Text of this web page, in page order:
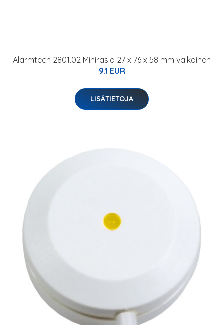
Alarmtech 2801.02 Minirasia 27 x 76 x 58 mm valkoinen
9.1 EUR
LISÄTIETOJA